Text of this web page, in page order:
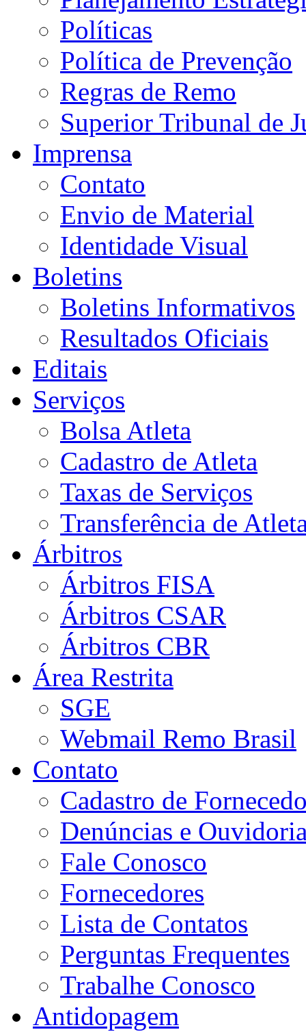
Políticas
Política de Prevenção
Regras de Remo
Superior Tribunal de
Imprensa
Contato
Envio de Material
Identidade Visual
Boletins
Boletins Informativos
Resultados Oficiais
Editais
Serviços
Bolsa Atleta
Cadastro de Atleta
Taxas de Serviços
Transferência de
Árbitros
Árbitros FISA
Árbitros CSAR
Árbitros CBR
Área Restrita
SGE
Webmail Remo Brasil
Contato
Cadastro de
Denúncias e
Fale Conosco
Fornecedores
Lista de Contatos
Perguntas Frequentes
Trabalhe Conosco
Antidopagem